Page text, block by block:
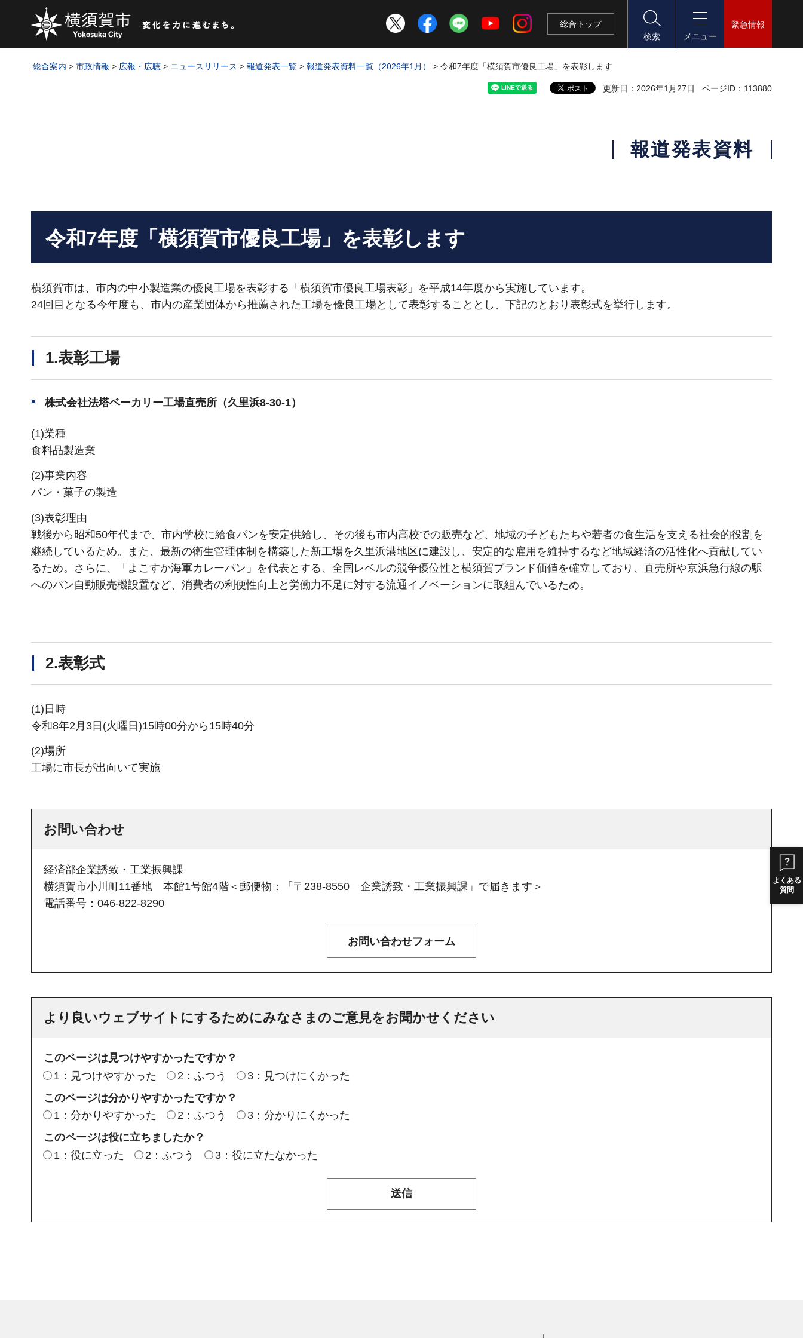
総合 トップ
検索
メニュー
緊急情報
よくある
質問
総合案内 > 市政情報 > 広報・広聴 > ニュースリリース > 報道発表一覧 > 報道発表資料一覧（2026年1月） > 令和7年度「横須賀市優良工場」を表彰します
更新日：2026年1月27日 ページID：113880
報道発表資料
令和7年度「横須賀市優良工場」を表彰します
横須賀市は、市内の中小製造業の優良工場を表彰する「横須賀市優良工場表彰」を平成14年度から実施しています。
24回目となる今年度も、市内の産業団体から推薦された工場を優良工場として表彰することとし、下記のとおり表彰式を挙行します。
1.表彰工場
株式会社法塔ベーカリー工場直売所（久里浜8-30-1）
(1)業種
食料品製造業
(2)事業内容
パン・菓子の製造
(3)表彰理由
戦後から昭和50年代まで、市内学校に給食パンを安定供給し、その後も市内高校での販売など、地域の子どもたちや若者の食生活を支える社会的役割を
継続しているため。また、最新の衛生管理体制を構築した新工場を久里浜港地区に建設し、安定的な雇用を維持するなど地域経済の活性化へ貢献してい
るため。さらに、「よこすか海軍カレーパン」を代表とする、全国レベルの競争優位性と横須賀ブランド価値を確立しており、直売所や京浜急行線の駅
へのパン自動販売機設置など、消費者の利便性向上と労働力不足に対する流通イノベーションに取組んでいるため。
2.表彰式
(1)日時
令和8年2月3日(火曜日)15時00分から15時40分
(2)場所
工場に市長が出向いて実施
お問い合わせ
経済部企業誘致・工業振興課
横須賀市小川町11番地 本館1号館4階＜郵便物：「〒238-8550 企業誘致・工業振興課」で届きます＞
電話番号：046-822-8290
より良いウェブサイトにするためにみなさまのご意見をお聞かせください
このページは見つけやすかったですか？
1：見つけやすかった
2：ふつう
3：見つけにくかった
このページは分かりやすかったですか？
1：分かりやすかった
2：ふつう
3：分かりにくかった
このページは役に立ちましたか？
1：役に立った
2：ふつう 3：役に立たなかった